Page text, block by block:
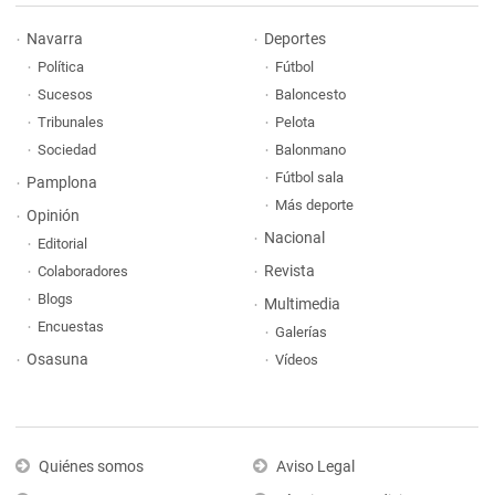
Navarra
Política
Sucesos
Tribunales
Sociedad
Pamplona
Opinión
Editorial
Colaboradores
Blogs
Encuestas
Osasuna
Deportes
Fútbol
Baloncesto
Pelota
Balonmano
Fútbol sala
Más deporte
Nacional
Revista
Multimedia
Galerías
Vídeos
Quiénes somos
Aviso Legal